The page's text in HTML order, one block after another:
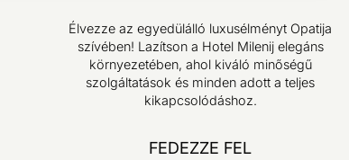
Élvezze az egyedülálló luxusélményt Opatija
szívében! Lazítson a Hotel Milenij elegáns
környezetében, ahol kiváló minőségű
szolgáltatások és minden adott a teljes
kikapcsolódáshoz.
FEDEZZE FEL